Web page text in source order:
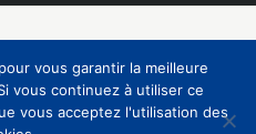
Conseils
vous garantir la meilleure
vous continuez à utiliser ce
vous acceptez l'utilisation des